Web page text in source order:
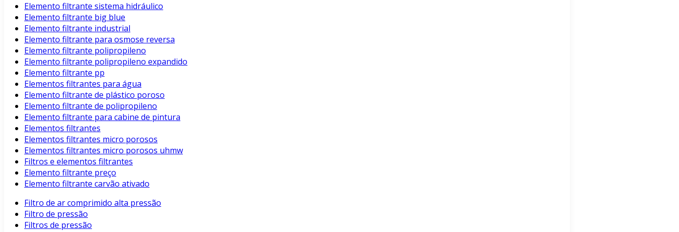
Elemento filtrante sistema hidráulico
Elemento filtrante big blue
Elemento filtrante industrial
Elemento filtrante para osmose reversa
Elemento filtrante polipropileno
Elemento filtrante polipropileno expandido
Elemento filtrante pp
Elementos filtrantes para água
Elemento filtrante de plástico poroso
Elemento filtrante de polipropileno
Elemento filtrante para cabine de pintura
Elementos filtrantes
Elementos filtrantes micro porosos
Elementos filtrantes micro porosos uhmw
Filtros e elementos filtrantes
Elemento filtrante preço
Elemento filtrante carvão ativado
Filtro de ar comprimido alta pressão
Filtro de pressão
Filtros de pressão